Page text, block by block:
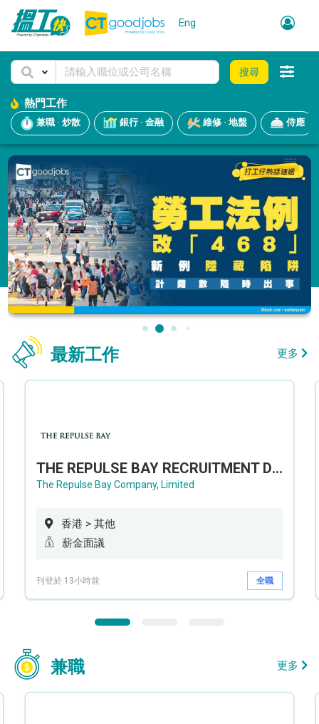
Eng
搜尋
熱門工作
兼職 · 炒散 銀行 · 金融 維修 · 地盤 侍應
最新工作 更多
THE REPULSE BAY RECRUITMENT DAY 淺水灣影灣園人才招聘會
The Repulse Bay Company, Limited
香港 > 其他
薪金面議
刊登於 13小時前 全職
兼職 更多